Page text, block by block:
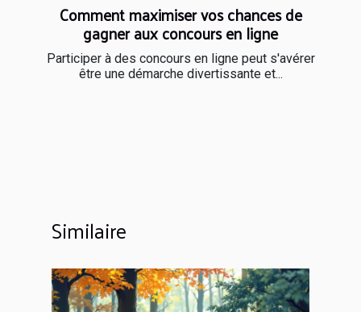
Comment maximiser vos chances de
gagner aux concours en ligne
Participer à des concours en ligne peut s'avérer
être une démarche divertissante et...
Similaire